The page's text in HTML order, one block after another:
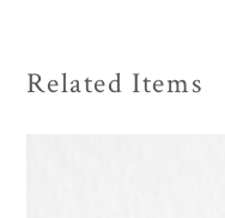
Related Items